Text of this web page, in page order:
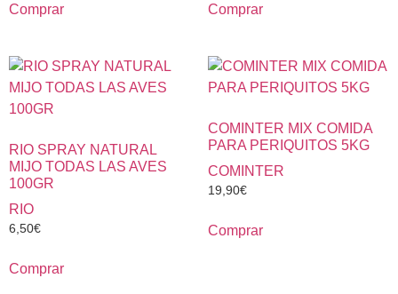
Comprar Comprar
RIO SPRAY NATURAL
MIJO TODAS LAS AVES
100GR
RIO
6,50€
Comprar
COMINTER MIX COMIDA
PARA PERIQUITOS 5KG
COMINTER
19,90€
Comprar